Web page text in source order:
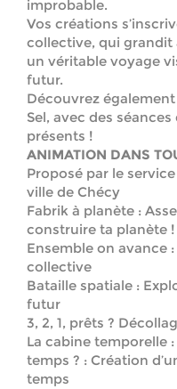
improbable.
Vos créations
collective, qui grandit
un véritable voyage
futur.
Découvrez
Sel, avec des
présents !
ANIMATION DANS
Proposé par le
ville de Chécy
Fabrik à planète :
construire ta planète !
Ensemble on avance
collective
Bataille spatiale :
futur
3, 2, 1, prêts ?
La cabine temporelle
temps ? : Création
temps